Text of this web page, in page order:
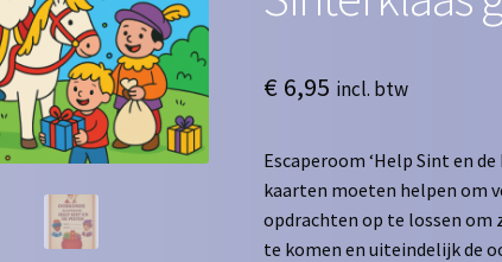
€ 6,95 incl. btw
Escaperoom ‘Help Sint en
kaarten moeten helpen om
opdrachten op te lossen om
te komen en uiteindelijk de